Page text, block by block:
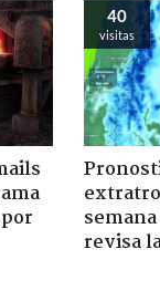
40
visitas
revisa